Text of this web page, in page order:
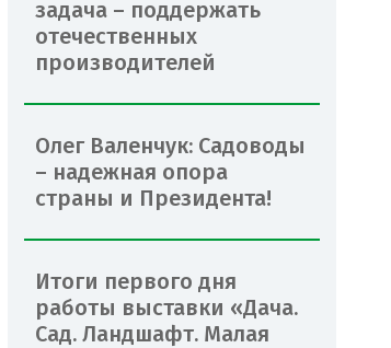
задача – поддержать
отечественных
производителей
Олег Валенчук: Садоводы
– надежная опора
страны и Президента!
Итоги первого дня
работы выставки «Дача.
Сад. Ландшафт. Малая